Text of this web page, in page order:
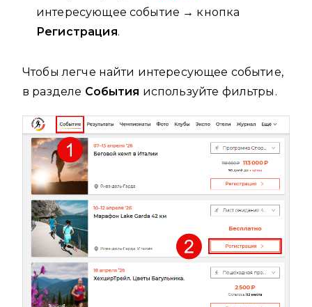
интересующее событие → кнопка
Регистрация.
Чтобы легче найти интересующее событие,
в разделе События используйте фильтры.